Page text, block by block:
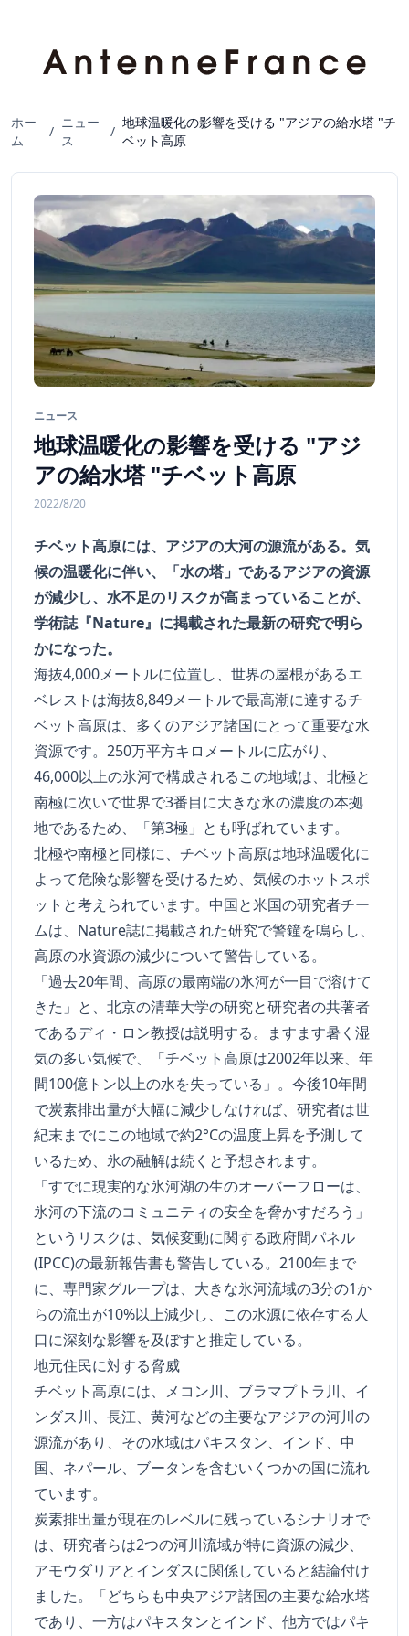
ホー
ム
/
ニュー
ス
/
地球温暖化の影響を受ける "アジアの給水塔 "チ
ベット高原
ニュース
地球温暖化の影響を受ける "アジ
アの給水塔 "チベット高原
2022/8/20
チベット高原には、アジアの大河の源流がある。気
候の温暖化に伴い、「水の塔」であるアジアの資源
が減少し、水不足のリスクが高まっていることが、
学術誌『Nature』に掲載された最新の研究で明ら
かになった。
海抜4,000メートルに位置し、世界の屋根があるエ
ベレストは海抜8,849メートルで最高潮に達するチ
ベット高原は、多くのアジア諸国にとって重要な水
資源です。250万平方キロメートルに広がり、
46,000以上の氷河で構成されるこの地域は、北極と
南極に次いで世界で3番目に大きな氷の濃度の本拠
地であるため、「第3極」とも呼ばれています。
北極や南極と同様に、チベット高原は地球温暖化に
よって危険な影響を受けるため、気候のホットスポ
ットと考えられています。中国と米国の研究者チー
ムは、Nature誌に掲載された研究で警鐘を鳴らし、
高原の水資源の減少について警告している。
「過去20年間、高原の最南端の氷河が一目で溶けて
きた」と、北京の清華大学の研究と研究者の共著者
であるディ・ロン教授は説明する。ますます暑く湿
気の多い気候で、「チベット高原は2002年以来、年
間100億トン以上の水を失っている」。今後10年間
で炭素排出量が大幅に減少しなければ、研究者は世
紀末までにこの地域で約2°Cの温度上昇を予測して
いるため、氷の融解は続くと予想されます。
「すでに現実的な氷河湖の生のオーバーフローは、
氷河の下流のコミュニティの安全を脅かすだろう」
というリスクは、気候変動に関する政府間パネル
(IPCC)の最新報告書も警告している。2100年まで
に、専門家グループは、大きな氷河流域の3分の1か
らの流出が10%以上減少し、この水源に依存する人
口に深刻な影響を及ぼすと推定している。
地元住民に対する脅威
チベット高原には、メコン川、ブラマプトラ川、イ
ンダス川、長江、黄河などの主要なアジアの河川の
源流があり、その水域はパキスタン、インド、中
国、ネパール、ブータンを含むいくつかの国に流れ
ています。
炭素排出量が現在のレベルに残っているシナリオで
は、研究者らは2つの河川流域が特に資源の減少、
アモウダリアとインダスに関係していると結論付け
ました。「どちらも中央アジア諸国の主要な給水塔
であり、一方はパキスタンとインド、他方ではパキ